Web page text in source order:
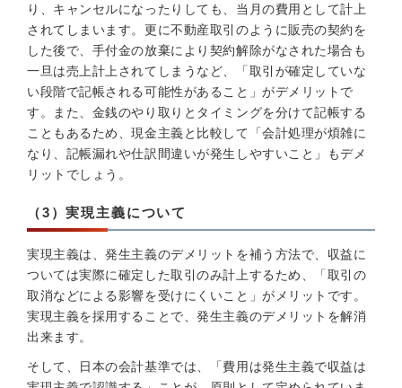
り、キャンセルになったりしても、当月の費用として計上
されてしまいます。更に不動産取引のように販売の契約を
した後で、手付金の放棄により契約解除がなされた場合も
一旦は売上計上されてしまうなど、「取引が確定していな
い段階で記帳される可能性があること」がデメリットで
す。また、金銭のやり取りとタイミングを分けて記帳する
こともあるため、現金主義と比較して「会計処理が煩雑に
なり、記帳漏れや仕訳間違いが発生しやすいこと」もデメ
リットでしょう。
（3）実現主義について
実現主義は、発生主義のデメリットを補う方法で、収益に
ついては実際に確定した取引のみ計上するため、「取引の
取消などによる影響を受けにくいこと」がメリットです。
実現主義を採用することで、発生主義のデメリットを解消
出来ます。
そして、日本の会計基準では、「費用は発生主義で収益は